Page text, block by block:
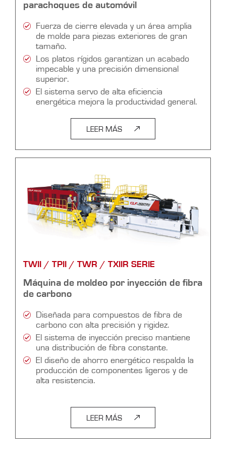
parachoques de automóvil
Fuerza de cierre elevada y un área amplia
de molde para piezas exteriores de gran
tamaño.
Los platos rígidos garantizan un acabado
impecable y una precisión dimensional
superior.
El sistema servo de alta eficiencia
energética mejora la productividad general.
LEER MÁS
TWII / TPII / TWR / TXIIR SERIE
Máquina de moldeo por inyección de fibra
de carbono
Diseñada para compuestos de fibra de
carbono con alta precisión y rigidez.
El sistema de inyección preciso mantiene
una distribución de fibra constante.
El diseño de ahorro energético respalda la
producción de componentes ligeros y de
alta resistencia.
LEER MÁS